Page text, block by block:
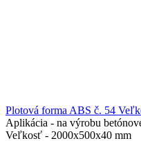
Plotová forma ABS č. 54
Aplikácia - na výrobu
Veľkosť - 2000х500х40 mm